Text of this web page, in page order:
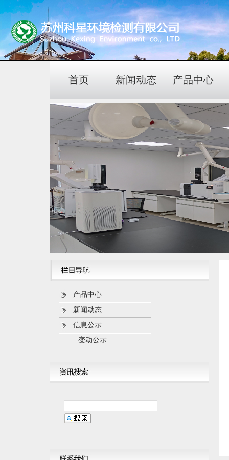
首页 新闻动态 产品中心
产品中心
新闻动态
信息公示
变动公示